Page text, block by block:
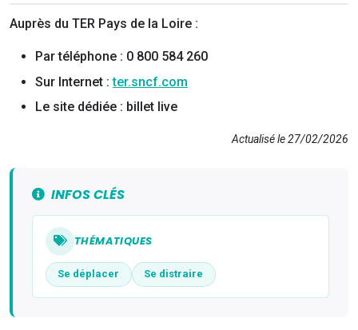
Auprès du TER Pays de la Loire :
Par téléphone : 0 800 584 260
Sur Internet :ter.sncf.com
Le site dédiée : billet live
Actualisé le 27/02/2026
INFOS CLÉS
THÉMATIQUES
Se déplacer Se distraire